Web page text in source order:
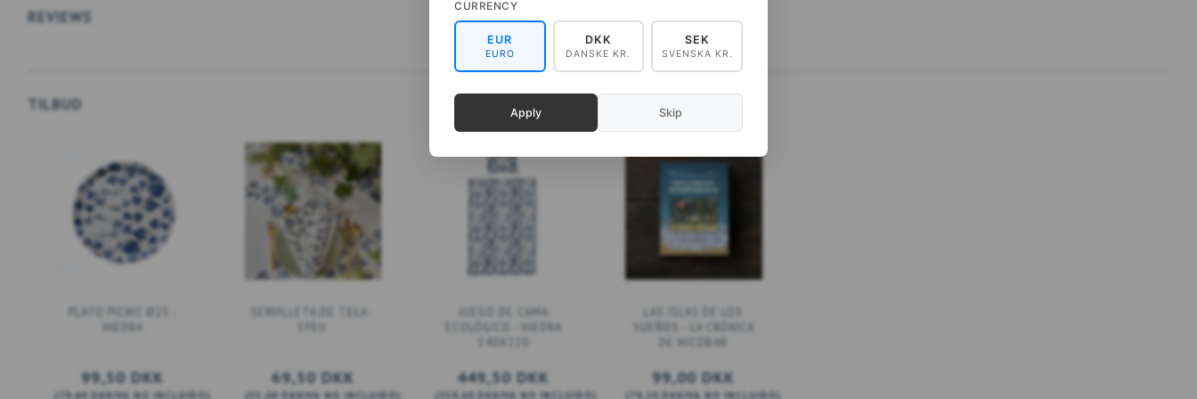
REVIEWS
TILBUD
PLATO PICNIC Ø25 -
HIEDRA
99,50 DKK
( 79,60 DKKIVA NO INCLUIDO)
SERVILLETA DE TELA -
69,50 DKK
(55,60 DKKIVA NO INCLUIDO)
JUEGO DE CAMA
ECOLÓGICO - HIEDRA
140X220
449,50 DKK
(359,60 DKKIVA NO INCLUIDO)
LAS ISLAS DE LOS
SUEÑOS - LA CRÓNICA
DE NICOBAR
99,00 DKK
( 79,20 DKKIVA NO INCLUIDO)
CURRENCY
EUR
EURO
DKK
DANSKE KR.
SEK
SVENSKA KR.
Apply Skip